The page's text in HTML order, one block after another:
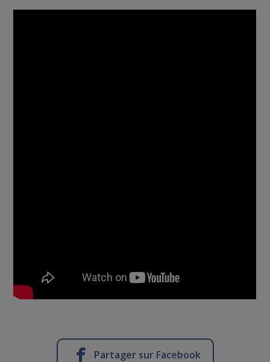
Partager sur Facebook